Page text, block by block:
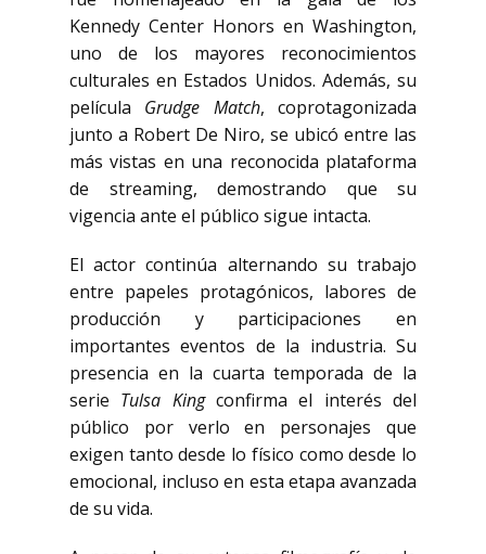
Kennedy Center Honors en Washington,
uno de los mayores reconocimientos
culturales en Estados Unidos. Además, su
película Grudge Match, coprotagonizada
junto a Robert De Niro, se ubicó entre las
más vistas en una reconocida plataforma
de streaming, demostrando que su
vigencia ante el público sigue intacta.
El actor continúa alternando su trabajo
entre papeles protagónicos, labores de
producción y participaciones en
importantes eventos de la industria. Su
presencia en la cuarta temporada de la
serie Tulsa Kingconfirma el interés del
público por verlo en personajes que
exigen tanto desde lo físico como desde lo
emocional, incluso en esta etapa avanzada
de su vida.